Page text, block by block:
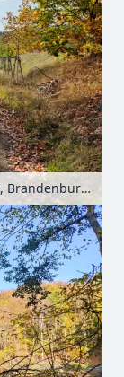
Feldweg am Grumsiner Forst, Uckermark, Brandenburg, Deutschland